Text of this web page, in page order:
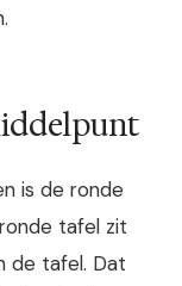
is de ronde
tafel zit
de tafel. Dat